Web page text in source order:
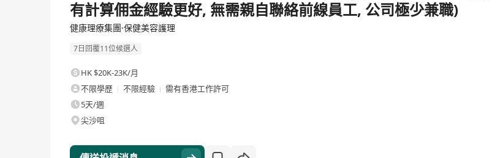
有計算佣金經驗更好, 無需親自聯絡前線員工, 公司極少兼職)
健康理療集團·保健美容護理
7日回覆11位候選人
HK $20K-23K/月
不限學歷
不限經驗
需有香港工作許可
5天/週
尖沙咀